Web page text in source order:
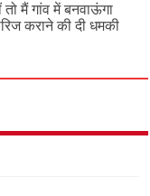
मैं गांव में बनवाऊंगा
कराने की दी धमकी